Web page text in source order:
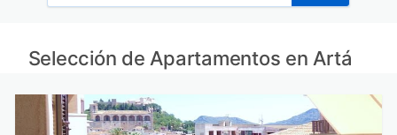
Selección de Apartamentos en Artá